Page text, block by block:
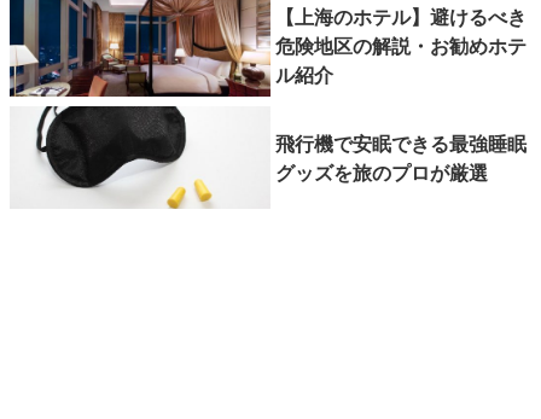
【上海のホテル】避けるべき
危険地区の解説・お勧めホテ
ル紹介
飛行機で安眠できる最強睡眠
グッズを旅のプロが厳選